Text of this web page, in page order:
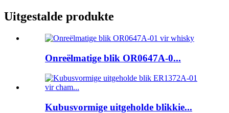
Uitgestalde produkte
Onreëlmatige blik OR0647A-0...
Kubusvormige uitgeholde blikkie...